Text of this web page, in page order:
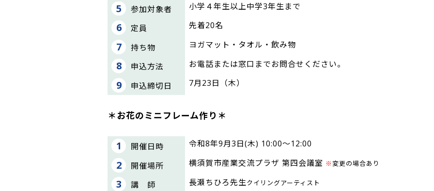
参加対象者 小学４年生以上中学3年生まで
定員 先着20名
持ち物 ヨガマット・タオル・飲み物
申込方法 お電話または窓口までお問合せください。
申込締切日 7月23日（木）
＊お花のミニフレーム作り＊
開催日時 令和8年9月3日(木) 10:00～12:00
開催場所 横須賀市産業交流プラザ 第四会議室 ※変更の場合あり
講 師 長瀬ちひろ先生クイリングアーティスト